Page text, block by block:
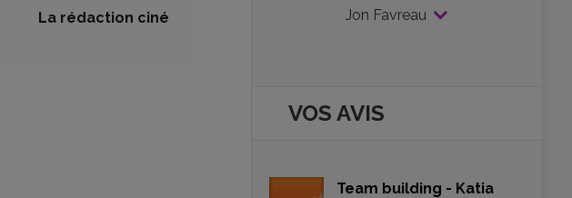
La rédaction ciné Jon Favreau
VOS AVIS
Team building - Katia